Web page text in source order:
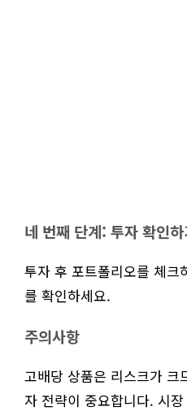
네 번째 단계: 투자 확인하
투자 후 포트폴리오를 체크
를 확인하세요.
주의사항
고배당 상품은 리스크가 크
자 전략이 중요합니다. 시